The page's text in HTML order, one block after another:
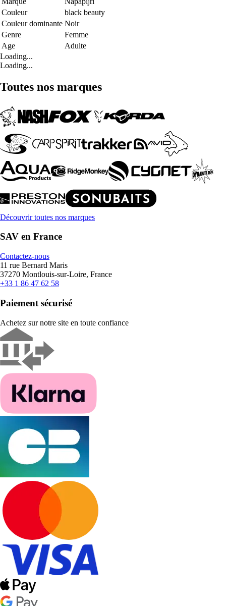
Couleur
black beauty
Couleur dominante Noir
Genre
Femme
Age
Adulte
Loading...
Loading...
Toutes nos marques
Découvrir toutes nos marques
SAV en France
Contactez-nous
11 rue Bernard Maris
37270 Montlouis-sur-Loire, France
+33 1 86 47 62 58
Paiement sécurisé
Achetez sur notre site en toute confiance